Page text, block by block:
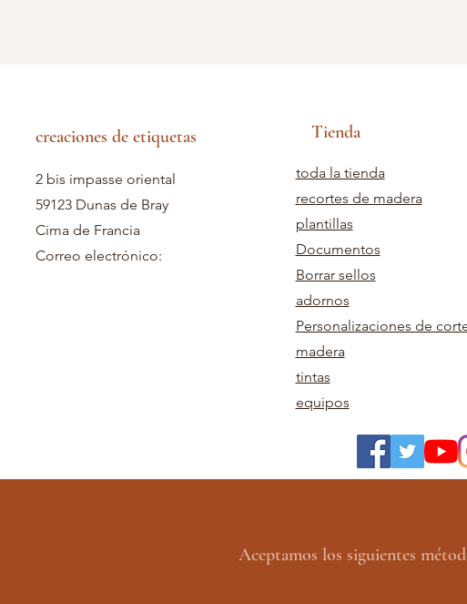
creaciones de etiquetas
2 bis impasse oriental
59123 Dunas de Bray
Cima de Francia
Correo electrónico:
Tienda
toda la tienda
recortes de madera
plantillas
Documentos
Borrar sellos
adornos
Personalizaciones de
madera
tintas
equipos
Aceptamos los siguientes